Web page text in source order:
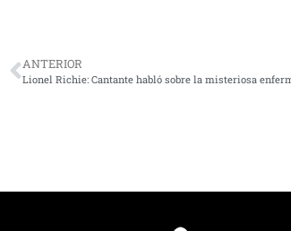
ANTERIOR